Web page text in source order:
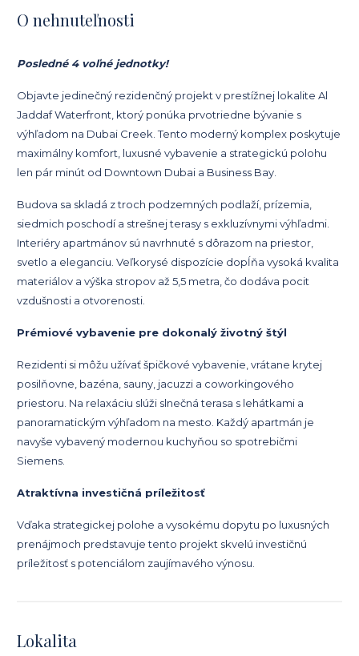
O nehnuteľnosti
Posledné 4 voľné jednotky!
Objavte jedinečný rezidenčný projekt v prestížnej lokalite Al
Jaddaf Waterfront, ktorý ponúka prvotriedne bývanie s
výhľadom na Dubai Creek. Tento moderný komplex poskytuje
maximálny komfort, luxusné vybavenie a strategickú polohu
len pár minút od Downtown Dubai a Business Bay.
Budova sa skladá z troch podzemných podlaží, prízemia,
siedmich poschodí a strešnej terasy s exkluzívnymi výhľadmi.
Interiéry apartmánov sú navrhnuté s dôrazom na priestor,
svetlo a eleganciu. Veľkorysé dispozície dopĺňa vysoká kvalita
materiálov a výška stropov až 5,5 metra, čo dodáva pocit
vzdušnosti a otvorenosti.
Prémiové vybavenie pre dokonalý životný štýl
Rezidenti si môžu užívať špičkové vybavenie, vrátane krytej
posilňovne, bazéna, sauny, jacuzzi a coworkingového
priestoru. Na relaxáciu slúži slnečná terasa s lehátkami a
panoramatickým výhľadom na mesto. Každý apartmán je
navyše vybavený modernou kuchyňou so spotrebičmi
Siemens.
Atraktívna investičná príležitosť
Vďaka strategickej polohe a vysokému dopytu po luxusných
prenájmoch predstavuje tento projekt skvelú investičnú
príležitosť s potenciálom zaujímavého výnosu.
Lokalita